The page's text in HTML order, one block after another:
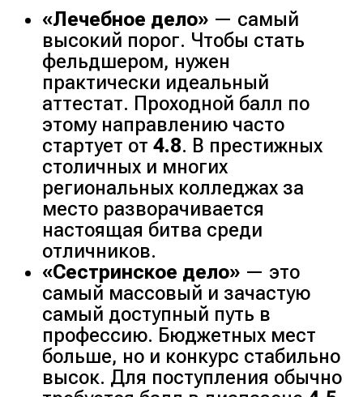
«Лечебное дело» — самый
высокий порог. Чтобы стать
фельдшером, нужен
практически идеальный
аттестат. Проходной балл по
этому направлению часто
стартует от4.8. В престижных
столичных и многих
региональных колледжах за
место разворачивается
настоящая битва среди
отличников.
«Сестринское дело» — это
самый массовый и зачастую
самый доступный путь в
профессию. Бюджетных мест
больше, но и конкурс стабильно
высок. Для поступления обычно